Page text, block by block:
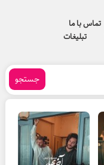
تماس با ما
تبلیغات
جستجو